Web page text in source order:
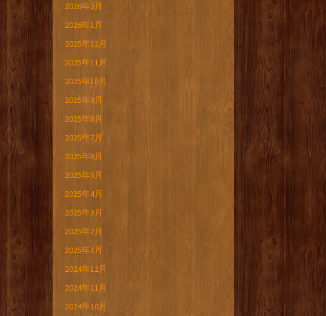
2026年2月
2026年1月
2025年12月
2025年11月
2025年10月
2025年9月
2025年8月
2025年7月
2025年6月
2025年5月
2025年4月
2025年3月
2025年2月
2025年1月
2024年12月
2024年11月
2024年10月